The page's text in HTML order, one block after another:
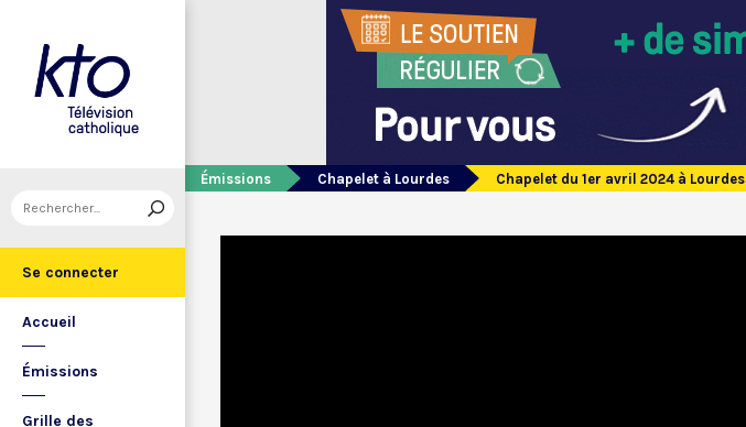
Se connecter
Accueil
Émissions
Grille des
Émissions Chapelet à Lourdes Chapelet du 1er avril 2024 à Lourdes